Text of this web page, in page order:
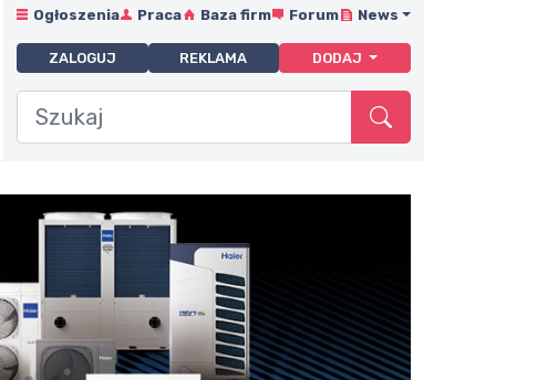
Ogłoszenia Praca Baza firm Forum News
ZALOGUJ REKLAMA DODAJ